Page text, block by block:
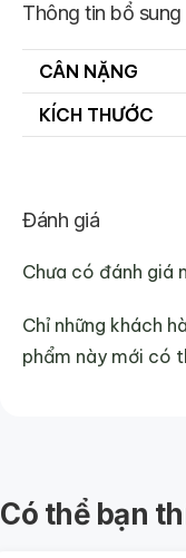
Thông tin bổ sung
CÂN NẶNG
KÍCH THƯỚC
Đánh giá
Chưa có đánh giá
Chỉ những khách
phẩm này mới có
Có thể bạn